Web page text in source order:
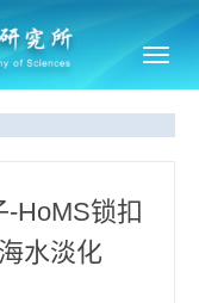
HoMS锁扣
水淡化